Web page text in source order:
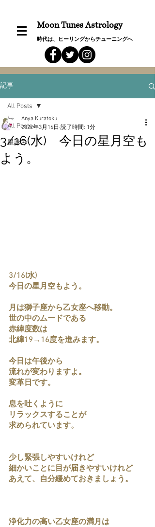
Moon Tunes Astrology
時代は、ヒーリングからチューニングへ
記事
All Posts
星詠み
All Posts
3/16(水) 今日の星月空も
よう。
Anya Kuratoku
2022年3月16日 読了時間: 1分
3/16(水)
今日の星月空もよう。
月は獅子座から乙女座へ移動。
世の中のムードである
赤緯度数は
北緯19→16度を進みます。
今日は午後から
流れが変わりますよ。
変革日です。
息を吐くように
リラックスすることが
求められています。
少し緊張しやすいけれど
細かいことに目が届きやすいけれど
あえて、自分緩めておきましょう。
浄化力の高い乙女座の満月は